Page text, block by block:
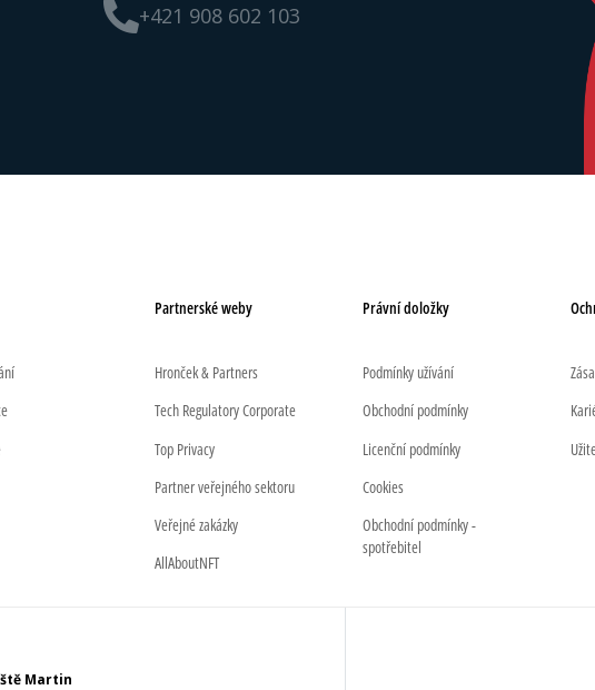
+421 908 602 103
Partnerské weby
Hronček & Partners
Tech Regulatory Corporate
Top Privacy
Partner veřejného sektoru
Veřejné zakázky
AllAboutNFT
Právní doložky
Podmínky užívání
Obchodní podmínky
Licenční podmínky
Cookies
Obchodní podmínky -
spotřebitel
Martin